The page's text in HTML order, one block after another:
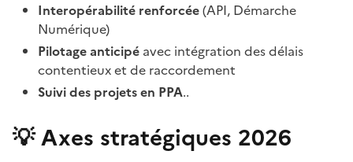
Interopérabilité renforcée(API, Démarche
Numérique)
Pilotage anticipé avec intégration des délais
contentieux et de raccordement
Suivi des projets en PPA..
💡Axes stratégiques 2026